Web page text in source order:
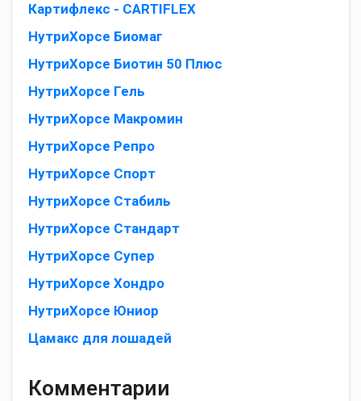
Картифлекс - CARTIFLEX
НутриХорсе Биомаг
НутриХорсе Биотин 50 Плюс
НутриХорсе Гель
НутриХорсе Макромин
НутриХорсе Репро
НутриХорсе Спорт
НутриХорсе Стабиль
НутриХорсе Стандарт
НутриХорсе Супер
НутриХорсе Хондро
НутриХорсе Юниор
Цамакс для лошадей
Комментарии